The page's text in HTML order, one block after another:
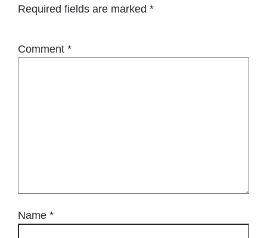
Required fields are marked *
Comment *
Name *